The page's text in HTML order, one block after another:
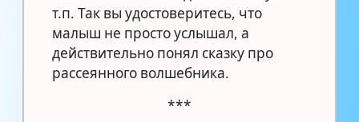
т.п. Так вы удостоверитесь, что
малыш не просто услышал, а
действительно понял сказку про
рассеянного волшебника.
***